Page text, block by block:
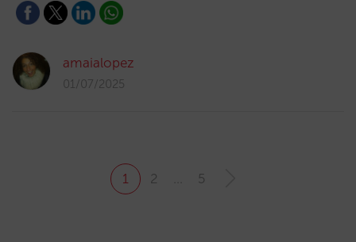
amaialopez
01/07/2025
1 2 5